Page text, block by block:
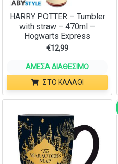
HARRY POTTER – Tumbler
with straw – 470ml –
Hogwarts Express
€12,99
ΆΜΕΣΑ ΔΙΑΘΈΣΙΜΟ
ΣΤΟ ΚΑΛΆΘΙ